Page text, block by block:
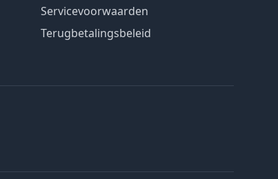
Servicevoorwaarden
Terugbetalingsbeleid